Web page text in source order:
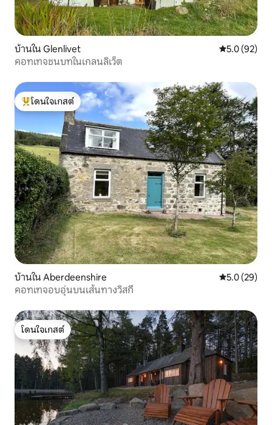
บ้านใน Glenlivet คะแนนเฉลี่ย
5.0 (92)
คอทเทจชนบทในเกลนลิเว็ต
โดนใจเกสต์ที่สุด
โดนใจเกสต์
บ้านใน Aberdeenshire คะแนนเฉลี่ย
5.0 (29)
คอทเทจอบอุ่นบนเส้นทางวิสกี้
โดนใจเกสต์
โดนใจเกสต์